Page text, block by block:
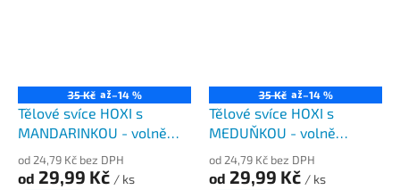
35 Kč až–14 %
Tělové svíce HOXI s
MANDARINKOU - volně
od 24,79 Kč bez DPH
od 29,99 Kč / ks
35 Kč až–14 %
Tělové svíce HOXI s
MEDUŇKOU - volně
od 24,79 Kč bez DPH
od 29,99 Kč / ks